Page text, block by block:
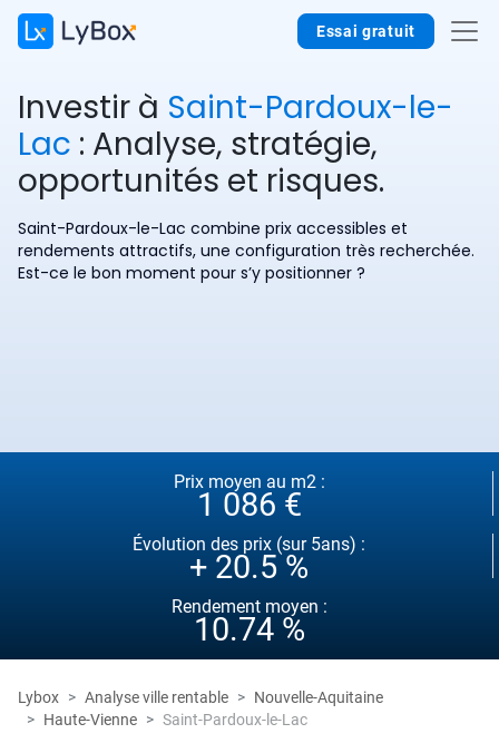
Essai gratuit
Investir à Saint-Pardoux-le-
Lac : Analyse, stratégie,
opportunités et risques.
Saint-Pardoux-le-Lac combine prix accessibles et
rendements attractifs, une configuration très recherchée.
Est-ce le bon moment pour s’y positionner ?
Prix moyen au m2 :
1 086 €
Évolution des prix (sur 5ans) :
+ 20.5 %
Rendement moyen :
10.74 %
Lybox Analyse ville rentable
Nouvelle-Aquitaine
Haute-Vienne
Saint-Pardoux-le-Lac